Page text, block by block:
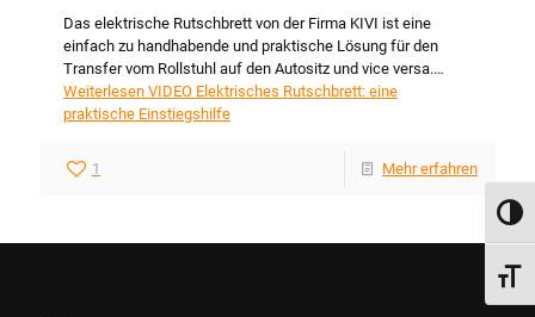
Das elektrische Rutschbrett von der Firma KIVI ist eine
einfach zu handhabende und praktische Lösung für den
Transfer vom Rollstuhl auf den Autositz und vice versa.…
Weiterlesen VIDEO Elektrisches Rutschbrett: eine
praktische Einstiegshilfe
1 Mehr erfahren